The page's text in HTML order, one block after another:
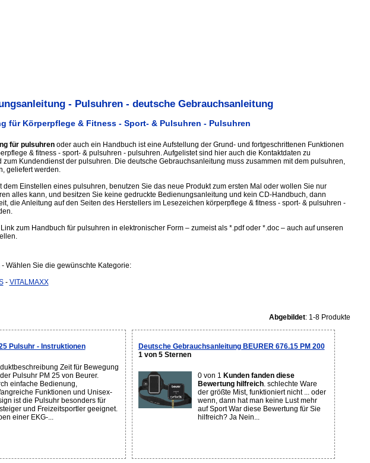
- Pulsuhren - deutsche Gebrauchsanleitung
für Körperpflege & Fitness - Sport- & Pulsuhren - Pulsuhren
für pulsuhrenoder auch ein Handbuch ist eine Aufstellung der Grund- und fortgeschrittenen Funktionen
& fitness - sport- & pulsuhren - pulsuhren. Aufgelistet sind hier auch die Kontaktdaten zu
zum Kundendienst der pulsuhren. Die deutsche Gebrauchsanleitung muss zusammen mit dem pulsuhren,
geliefert werden.
dem Einstellen eines pulsuhren, benutzen Sie das neue Produkt zum ersten Mal oder wollen Sie nur
alles kann, und besitzen Sie keine gedruckte Bedienungsanleitung und kein CD-Handbuch, dann
die Anleitung auf den Seiten des Herstellers im Lesezeichen körperpflege & fitness - sport- & pulsuhren -
zum Handbuch für pulsuhren in elektronischer Form – zumeist als *.pdf oder *.doc – auch auf unseren
- Wählen Sie die gewünschte Kategorie:
- VITALMAXX
Abgebildet: 1-8 Produkte
Pulsuhr - Instruktionen
Zeit für Bewegung
Pulsuhr PM 25 von Beurer.
einfache Bedienung,
Funktionen und Unisex-
ist die Pulsuhr besonders für
und Freizeitsportler geeignet.
einer EKG-...
Deutsche Gebrauchsanleitung BEURER 676.15 PM 200
1 von 5 Sternen
0 von 1 Kunden fanden diese
Bewertung hilfreich. schlechte Ware
der größte Mist, funktioniert nicht ... oder
wenn, dann hat man keine Lust mehr
auf Sport War diese Bewertung für Sie
hilfreich? Ja Nein...